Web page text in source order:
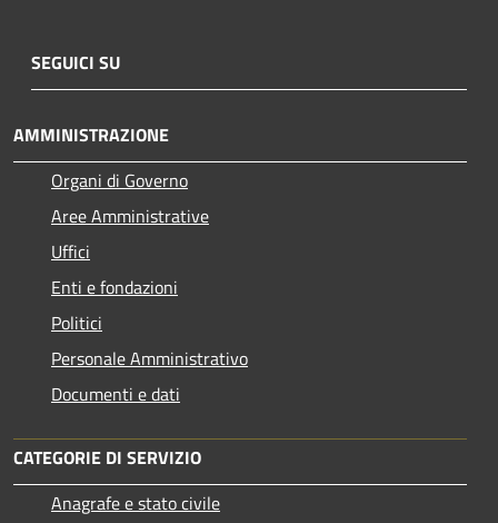
SEGUICI SU
AMMINISTRAZIONE
Organi di Governo
Aree Amministrative
Uffici
Enti e fondazioni
Politici
Personale Amministrativo
Documenti e dati
CATEGORIE DI SERVIZIO
Anagrafe e stato civile